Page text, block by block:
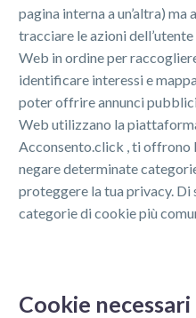
pagina interna a un’altra)
tracciare le azioni
Web in ordine per
identificare interessi e
poter offrire annunci
Web utilizzano la
Acconsento.click , ti offrono
negare determinate
proteggere la tua privacy. Di
categorie di cookie più
Cookie necessari